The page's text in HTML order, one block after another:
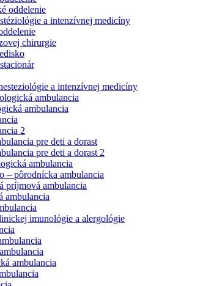
oddelenie
a intenzívnej medicíny
chirurgie
a intenzívnej medicíny
ambulancia
ambulancia
2
pre deti a dorast
pre deti a dorast 2
ambulancia
– pôrodnícka ambulancia
príjmová ambulancia
ambulancia
imunológie a alergológie
ambulancia